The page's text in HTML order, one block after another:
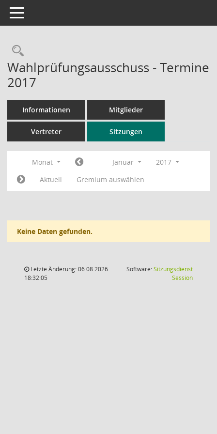
Toggle navigation
Rechercheauswahl
Wahlprüfungsausschuss - Termine
2017
Informationen Mitglieder
Vertreter Sitzungen
Monat Januar
2017
Aktuell
Gremium auswählen
Keine Daten gefunden.
Letzte Änderung: 06.08.2026
18:32:05
Software:Sitzungsdienst
Session(Wird in